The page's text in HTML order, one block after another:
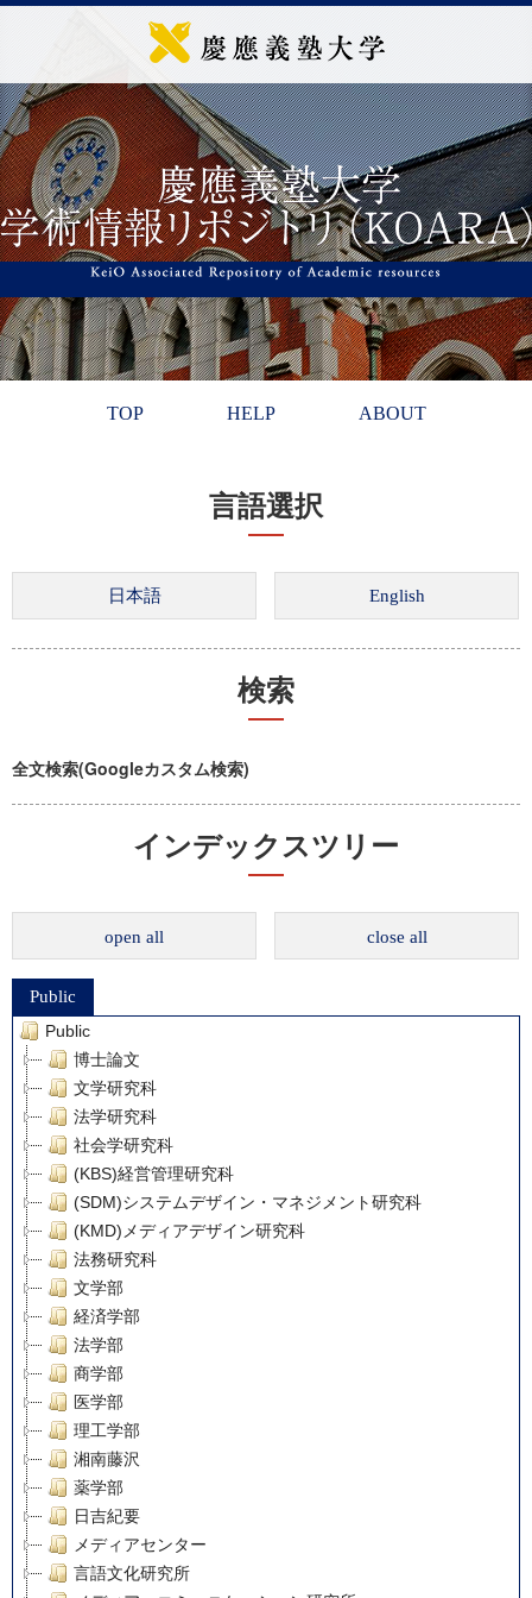
TOP HELP ABOUT
言語選択
検索
全文検索(Googleカスタム検索)
インデックスツリー
open all close all
Public
Public
博士論文
文学研究科
法学研究科
社会学研究科
(KBS)経営管理研究科
(SDM)システムデザイン・マネジメント研究科
(KMD)メディアデザイン研究科
法務研究科
文学部
経済学部
法学部
商学部
医学部
理工学部
湘南藤沢
薬学部
日吉紀要
メディアセンター
言語文化研究所